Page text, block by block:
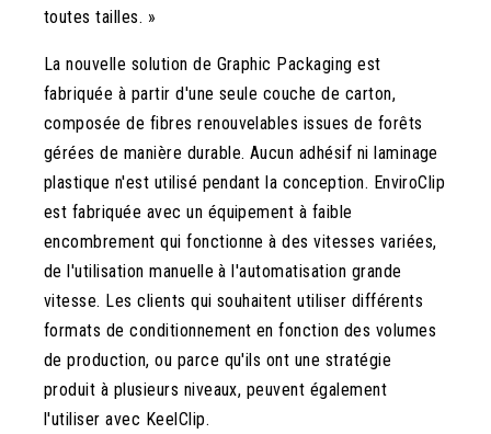
toutes tailles. »
La nouvelle solution de Graphic Packaging est
fabriquée à partir d'une seule couche de carton,
composée de fibres renouvelables issues de forêts
gérées de manière durable. Aucun adhésif ni laminage
plastique n'est utilisé pendant la conception. EnviroClip
est fabriquée avec un équipement à faible
encombrement qui fonctionne à des vitesses variées,
de l'utilisation manuelle à l'automatisation grande
vitesse. Les clients qui souhaitent utiliser différents
formats de conditionnement en fonction des volumes
de production, ou parce qu'ils ont une stratégie
produit à plusieurs niveaux, peuvent également
l'utiliser avec KeelClip.